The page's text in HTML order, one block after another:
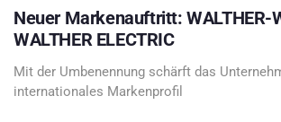
Neuer Markenauftritt: WALTHER-
WALTHER ELECTRIC
Mit der Umbenennung schärft das
internationales Markenprofil